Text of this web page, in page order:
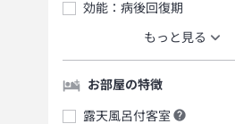
効能：病後回復期
もっと見る
お部屋の特徴
露天風呂付客室